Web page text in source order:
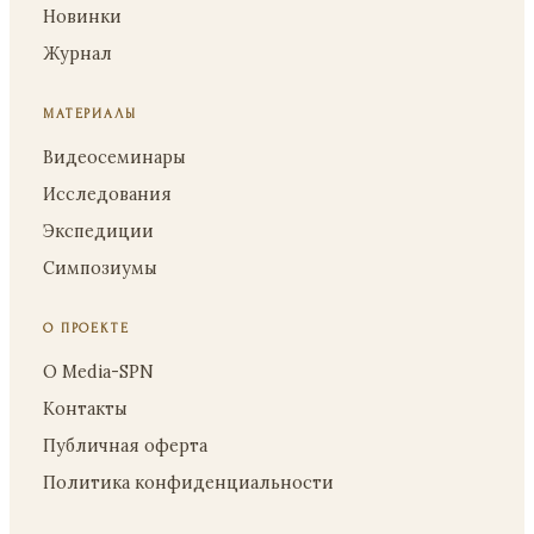
Новинки
Журнал
МАТЕРИАЛЫ
Видеосеминары
Исследования
Экспедиции
Симпозиумы
О ПРОЕКТЕ
О Media-SPN
Контакты
Публичная оферта
Политика конфиденциальности